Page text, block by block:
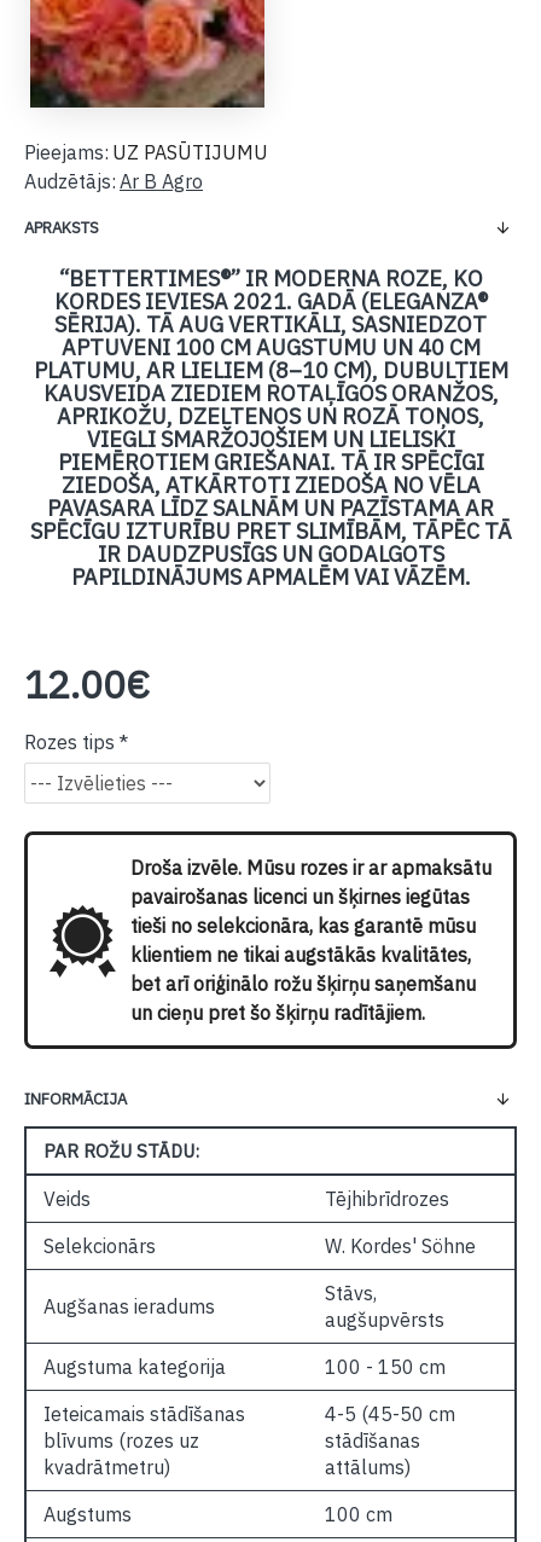
APRAKSTS
“BETTERTIMES®” IR MODERNA ROZE, KO
KORDES IEVIESA 2021. GADĀ (ELEGANZA®
SĒRIJA). TĀ AUG VERTIKĀLI, SASNIEDZOT
APTUVENI 100 CM AUGSTUMU UN 40 CM
PLATUMU, AR LIELIEM (8–10 CM), DUBULTIEM
KAUSVEIDA ZIEDIEM ROTAĻĪGOS ORANŽOS,
APRIKOŽU, DZELTENOS UN ROZĀ TOŅOS,
VIEGLI SMARŽOJOŠIEM UN LIELISKI
PIEMĒROTIEM GRIEŠANAI. TĀ IR SPĒCĪGI
ZIEDOŠA, ATKĀRTOTI ZIEDOŠA NO VĒLA
PAVASARA LĪDZ SALNĀM UN PAZĪSTAMA AR
SPĒCĪGU IZTURĪBU PRET SLIMĪBĀM, TĀPĒC TĀ
IR DAUDZPUSĪGS UN GODALGOTS
PAPILDINĀJUMS APMALĒM VAI VĀZĒM.
Pieejams: UZ PASŪTIJUMU
Audzētājs: Ar B Agro
12.00€
Rozes tips
Droša izvēle. Mūsu rozes ir ar apmaksātu
pavairošanas licenci un šķirnes iegūtas
tieši no selekcionāra, kas garantē mūsu
klientiem ne tikai augstākās kvalitātes,
bet arī oriģinālo rožu šķirņu saņemšanu
un cieņu pret šo šķirņu radītājiem.
INFORMĀCIJA
PAR ROŽU STĀDU:
Veids
Tējhibrīdrozes
Selekcionārs
W. Kordes' Söhne
Augšanas ieradums
Stāvs,
augšupvērsts
Augstuma kategorija
100 - 150 cm
Ieteicamais stādīšanas
blīvums (rozes uz
kvadrātmetru)
4-5 (45-50 cm
stādīšanas
attālums)
Augstums
100 cm